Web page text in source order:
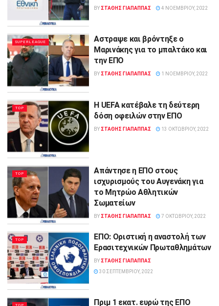
BY ΣΤΑΘΗΣ ΓΊΑΠΑΠΠΑΣ 4 ΝΟΕΜΒΡΊΟΥ, 2022
SUPERLEAGUE
Αστραψε και βρόντηξε ο
Μαρινάκης για το μπαλτάκο και
την ΕΠΟ
BY ΣΤΑΘΗΣ ΓΊΑΠΑΠΠΑΣ 1 ΝΟΕΜΒΡΊΟΥ, 2022
TOP
Η UEFA κατέβαλε τη δεύτερη
δόση οφειλών στην ΕΠΟ
BY ΣΤΑΘΗΣ ΓΊΑΠΑΠΠΑΣ 13 ΟΚΤΩΒΡΊΟΥ, 2022
TOP
Απάντησε η ΕΠΟ στους
ισχυρισμούς του Αυγενάκη για
το Μητρώο Αθλητικών
Σωματείων
BY ΣΤΑΘΗΣ ΓΊΑΠΑΠΠΑΣ 7 ΟΚΤΩΒΡΊΟΥ, 2022
TOP
ΕΠΟ: Οριστική η αναστολή των
Ερασιτεχνικών Πρωταθλημάτων
BY ΣΤΑΘΗΣ ΓΊΑΠΑΠΠΑΣ
30 ΣΕΠΤΕΜΒΡΊΟΥ, 2022
Πριμ 1 εκατ. ευρώ της ΕΠΟ